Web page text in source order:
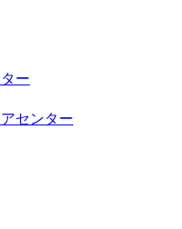
ー
センター